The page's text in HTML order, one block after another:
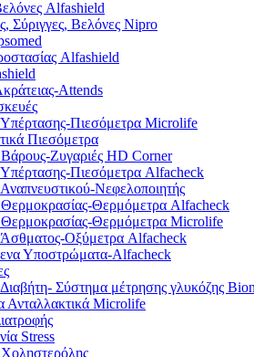
Alfashield
Σύριγγες, Βελόνες Nipro
Alfashield
Attends
Υπέρτασης-Πιεσόμετρα Microlife
Πιεσόμετρα
Βάρους-Ζυγαριές HD Corner
Υπέρτασης-Πιεσόμετρα Alfacheck
Αναπνευστικού-Νεφελοποιητής
Θερμοκρασίας-Θερμόμετρα Alfacheck
Θερμοκρασίας-Θερμόμετρα Microlife
Άσθματος-Οξύμετρα Alfacheck
Υποστρώματα-Alfacheck
Διαβήτη- Σύστημα μέτρησης γλυκόζης
Ανταλλακτικά Microlife
Stress
Χοληστερόλης